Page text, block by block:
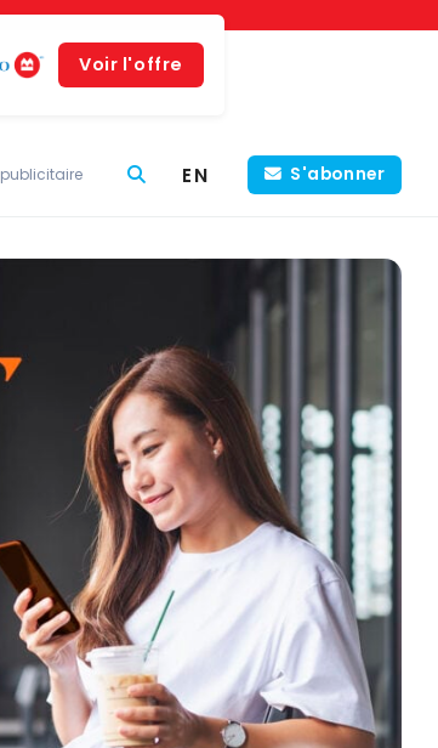
Voir l'offre
EN S'abonner